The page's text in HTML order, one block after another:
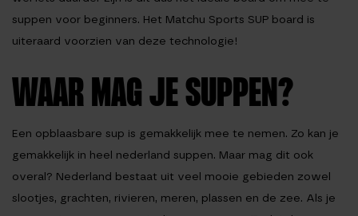
suppen voor beginners. Het Matchu Sports SUP board is
uiteraard voorzien van deze technologie!
WAAR MAG JE SUPPEN?
Een opblaasbare sup is gemakkelijk mee te nemen. Zo kan je
gemakkelijk in heel nederland suppen. Maar mag dit ook
overal? Nederland bestaat uit veel mooie gebieden zowel
slootjes, grachten, rivieren, meren, plassen en de zee. Als je